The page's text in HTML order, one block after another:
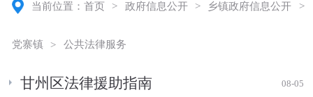
当前位置：首页 > 政府信息公开 > 乡镇政府信息公开 >
党寨镇 > 公共法律服务
甘州区法律援助指南 08-05